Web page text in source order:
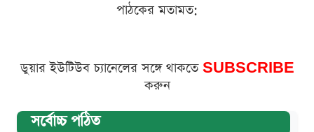
পাঠকের মতামত:
ডুয়ার ইউটিউব চ্যানেলের সঙ্গে থাকতে SUBSCRIBE
করুন
সর্বোচ্চ পঠিত